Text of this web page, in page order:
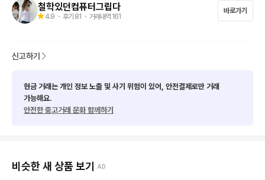
철학있던컴퓨터그립다
4.9 ・ 후기 81 ・ 거래내역 161
바로가기
신고하기
현금 거래는 개인 정보 노출 및 사기 위험이 있어, 안전결제로만 거래
가능해요.
안전한 중고거래 문화 함께하기
비슷한 새 상품 보기 AD